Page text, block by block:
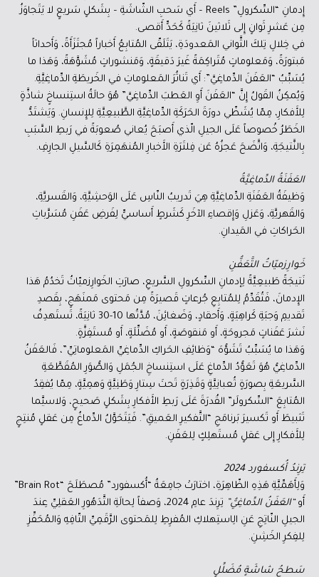
إِدمانِ “السِّكرولِ” Reels – أَي سَحبِ الشّاشَةِ – بِشَكلٍ سَريعٍ لا يَتَجاوَزُ
مِن عَشرِ ثَوانٍ إِلى ثَلاثينَ ثانِيَةً كَحَدٍّ أَقصى.
في خِلالِ تِلكَ الثَّواني المَعدودَةِ، يَتَلَقّى المُتابِعُ أَخباراً مُجتَزَأَةً، وَأَحداثاً
مَبتورَةً، وَمَعلوماتٍ مُتَراكِمَةً غَيرَ دَقيقَةٍ، وَمَنشوراتٍ مُشَوَّهَةً، وَهَذا ما
يُسَبِّبُ “العَفَنَ الدِّماغِيَّ”: أَي تَناثُرَ المَعلوماتِ في الخَريطَةِ الدِّماغِيَّةِ.
وَيُمكِنُ القَولُ إِنَّ “العَفَنَ أَوِ العَطبَ الدِّماغِيَّ” هُوَ حالَةُ استِنساخٍ شاذَّةٍ
لِلأَفكارِ، مِمّا يُشَظّي دورَةَ الحَرَكَةِ الدِّماغِيَّةِ الطَّبيعِيَّةِ لِلإِنسانِ. وَيَشتَدُّ
الخَطَرُ خُصوصاً عَلَى الجيلِ الّذي أَصبَحَ يُعاني صُعوبَةً في رَبطِ السَّبَبِ
بِالنَّتيجَةِ، وَاتَّضَحَ عَجزُهُ عَن فِلتَرَةِ الأَخبارِ المُنهَمِرَةِ كَالسَّيلِ الجارِفِ.
العَفَنَةُ الدِّماغِيَّةُ
وَظيفَةُ العَفَنَةِ الدِّماغِيَّةِ هِيَ تَدريبُ النّاسِ عَلَى الوَحشِيَّةِ، وَالقَسريَّةِ،
وَالقَهريَّةِ، وَعَزلِ وَإِقصاءِ الآخَرِ كَشَرطٍ أَساسيٍّ لِفَرضِ عَفَنِ مُسَرَّباتِ
الحَراكاتِ في المَيدانِ.
خَوارِزميّاتُ التَّعَفُّنِ
نَتيجَةً طَبيعِيَّةً لِإدمانِ السِّكرولِ السَّريعِ، صارَتِ الخَوارِزميّاتُ تَخدُمُ هَذا
الإِدمانَ، فَتُقَدِّمُ لِلمُتابِعِ جُرعاتٍ قَصيرَةً مِن مَحتوى مَمنَهَجٍ، بِقَصدِ
تَقديمِ وَجبَةِ كَراهِيَةٍ، وَأَحقادٍ، وَضَغائِنَ، مُدَّتُها 10-30 ثانِيَةً، تَستَهدِفُ
نَشرَ عَفَناتٍ مَجروحَةٍ، أَو مَنقوصَةٍ، أَو مُضَلِّلَةٍ، أَو مُستَفِزَّةٍ.
وَهَذا ما يُسَبِّبُ تَشَوُّهَ “وَظائِفِ الحَراكِ الدِّماغِيِّ المَعلوماتِيِّ”، فَالعَفَنُ
الدِّماغِيُّ هُوَ تَعَوُّدُ الدِّماغِ عَلَى استِنساخِ الجُمَلِ وَالصُّوَرِ المُقَطَّعَةِ
السَّريعَةِ بِصورَةٍ ثُعبانِيَّةٍ وَقَذِرَةٍ تَحتَ سِتارِ وَطَنِيَّةٍ وَهمِيَّةٍ، مِمّا يُفقِدُ
المُتابِعَ “السِّكرولَر” القُدرَةَ عَلَى رَبطِ الأَفكارِ بِشَكلٍ صَحيحٍ، وَلاسيَّما
تَثبيطَ أَو تَكسيرَ بَرنامَجِ “التَّفكيرِ العَميقِ”. فَيَتَحَوَّلُ الدِّماغُ مِن عَقلٍ مُنتِجٍ
لِلأَفكارِ إِلى عَقلٍ مُستَهلِكٍ لِلعَفَنِ.
تِرِندُ أُكسفورد 2024
وَلِأَهَمِّيَّةِ هَذِهِ الظّاهِرَةِ، اختارَتْ جامِعَةُ “أُكسفورد” مُصطَلَحَ “Brain Rot”
أَو“العَفَنُ الدِّماغِيُّ”
تِرِندَ عامِ 2024، وَصفاً لِحالَةِ التَّدَهُورِ العَقلِيِّ عِندَ
الجيلِ النّاتِجِ عَنِ الِاستِهلاكِ المُفرِطِ لِلمَحتوى الرَّقَمِيِّ التّافِهِ وَالمُحَفِّزِ
لِلفِكرِ الخَشِنِ.
سَطحُ شاشَةٍ مُضَلِّلٍ